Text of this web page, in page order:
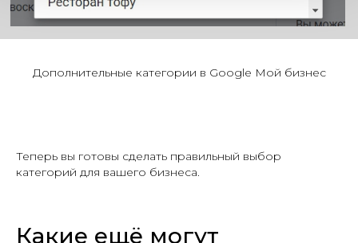
Дополнительные категории в Google Мой бизнес
Теперь вы готовы сделать правильный выбор
категорий для вашего бизнеса.
Какие ещё могут